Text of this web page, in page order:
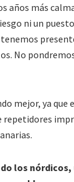
años más
ni un
No
mejor, ya que
los nórdicos,